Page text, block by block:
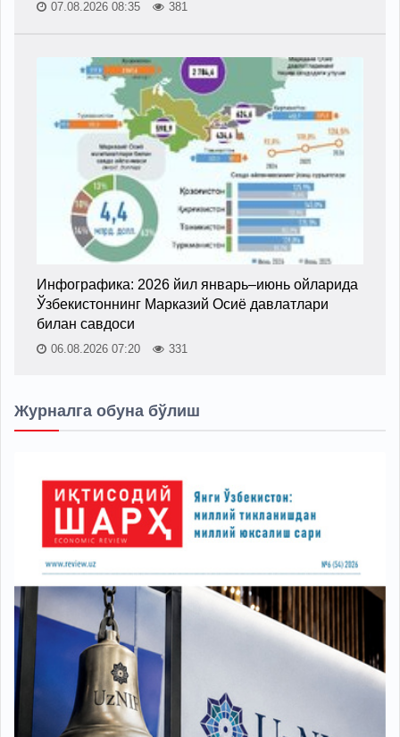
07.08.2026 08:35 381
Инфографика: 2026 йил январь–июнь ойларида
Ўзбекистоннинг Марказий Осиё давлатлари
билан савдоси
06.08.2026 07:20 331
Журналга обуна бўлиш